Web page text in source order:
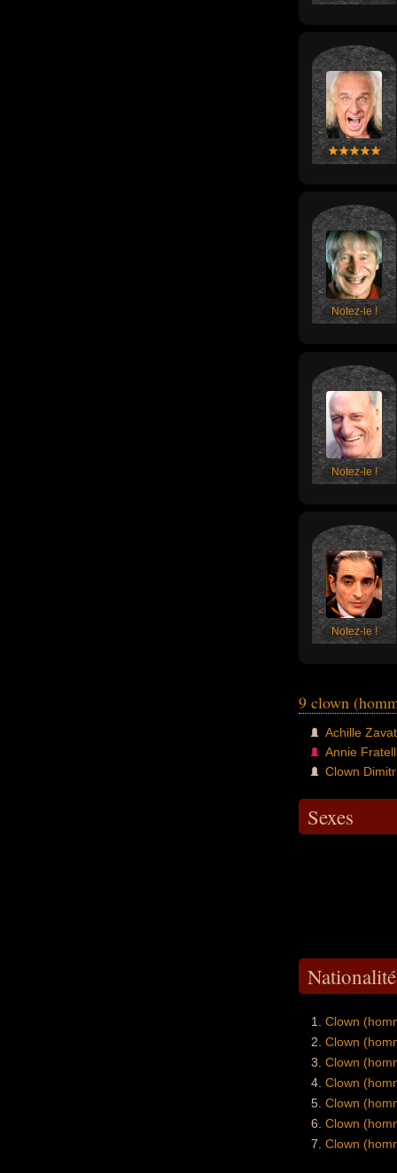
Notez-le !
Notez-le !
Notez-le !
9 clown
Achille
Annie
Clown
Sexes
Clown
Clown
Clown
Clown
Clown
Clown
Clown